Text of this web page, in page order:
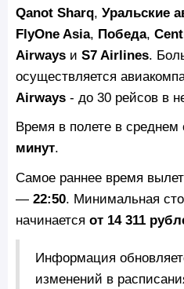
Qanot Sharq, Уральские
FlyOne Asia, Победа,
Airways и S7 Airlines.
осуществляется
Airways - до 30 рейсов в
Время в полете в среднем
минут.
Самое раннее время
— 22:50. Минимальная
начинается от 14 311
Информация
изменений в